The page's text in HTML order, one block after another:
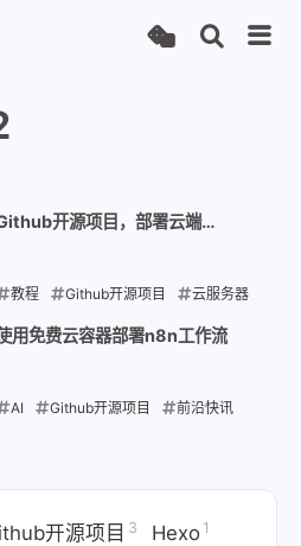
Qexo
开源项目，部署云端
教程 Github开源项目 云服务器
2025-09-13
用免费云容器部署n8n工作流
AI Github开源项目 前沿快讯
开源项目 3 Hexo 1